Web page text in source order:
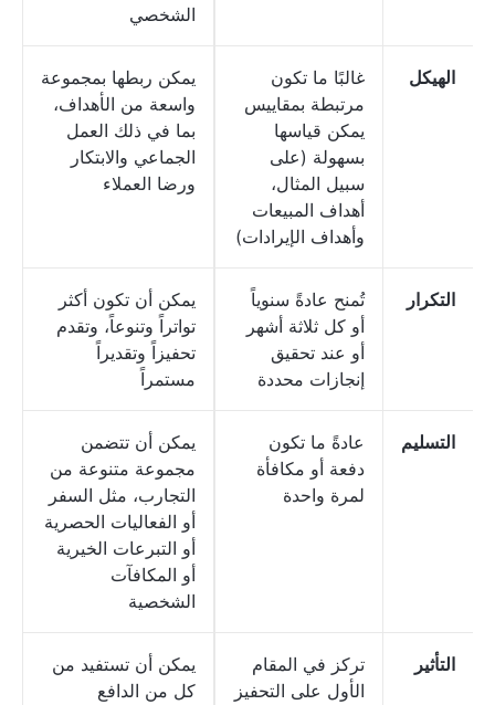
الشخصي
الهيكل
غالبًا ما تكون
مرتبطة بمقاييس
يمكن قياسها
بسهولة (على
سبيل المثال،
أهداف المبيعات
وأهداف الإيرادات)
يمكن ربطها بمجموعة
واسعة من الأهداف،
بما في ذلك العمل
الجماعي والابتكار
ورضا العملاء
التكرار
تُمنح عادةً سنوياً
أو كل ثلاثة أشهر
أو عند تحقيق
إنجازات محددة
يمكن أن تكون أكثر
تواتراً وتنوعاً، وتقدم
تحفيزاً وتقديراً
مستمراً
التسليم
عادةً ما تكون
دفعة أو مكافأة
لمرة واحدة
يمكن أن تتضمن
مجموعة متنوعة من
التجارب، مثل السفر
أو الفعاليات الحصرية
أو التبرعات الخيرية
أو المكافآت
الشخصية
التأثير
تركز في المقام
الأول على التحفيز
يمكن أن تستفيد من
كل من الدافع